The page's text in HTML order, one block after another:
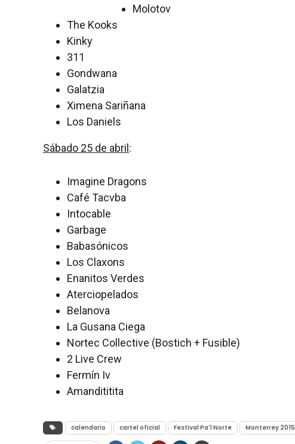
Molotov
The Kooks
Kinky
311
Gondwana
Galatzia
Ximena Sariñana
Los Daniels
Sábado 25 de abril :
Imagine Dragons
Café Tacvba
Intocable
Garbage
Babasónicos
Los Claxons
Enanitos Verdes
Aterciopelados
Belanova
La Gusana Ciega
Nortec Collective (Bostich + Fusible)
2 Live Crew
Fermín Iv
Amandititita
calendario cartel oficial Festival Pa'l Norte Monterrey 2015